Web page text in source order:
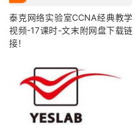
泰克网络实验室CCNA经典教学
视频-17课时-文末附网盘下载链
接！